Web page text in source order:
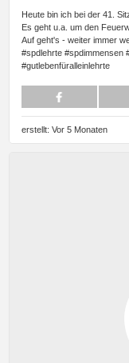
Heute bin ich bei der 41.
Es geht u.a. um den
Auf geht's - weiter immer
#spdlehrte #spdimmensen
#gutlebenfüralleinlehrte
erstellt: Vor 5 Monaten